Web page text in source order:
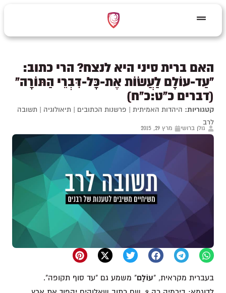
האם ברית סיני היא לנצח? הרי כתוב:
"עַד-עוֹלָם לַעֲשׂוֹת אֶת-כָּל-דִּבְרֵי הַתּוֹרָה"
(דברים כ"ט:כ"ח)
קטגוריות: היהדות האמיתית | פרשנות הכתובים | תיאולוגיה | תשובה
לרב
גולן ברושי מרץ 29, 2015
בעברית מקראית, "עוֹלָם" משמע גם "עד סוף תקופה".